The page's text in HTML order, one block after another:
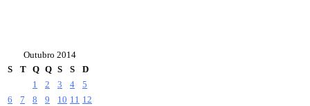
Outubro 2014
S
T Q Q S S
D
1
2 3 4
5
6
7 8 9 10 11 12